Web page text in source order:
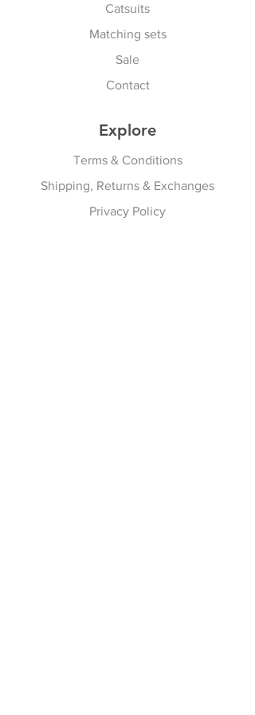
Catsuits
Matching sets
Sale
Contact
Explore
Terms & Conditions
Shipping, Returns & Exchanges
Privacy Policy